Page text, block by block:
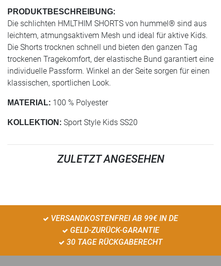
PRODUKTBESCHREIBUNG:
Die schlichten HMLTHIM SHORTS von hummel® sind aus
leichtem, atmungsaktivem Mesh und ideal für aktive Kids.
Die Shorts trocknen schnell und bieten den ganzen Tag
trockenen Tragekomfort, der elastische Bund garantiert eine
individuelle Passform. Winkel an der Seite sorgen für einen
klassischen, sportlichen Look.
MATERIAL: 100 % Polyester
KOLLEKTION: Sport Style Kids SS20
ZULETZT ANGESEHEN
VERSANDKOSTENFREI AB 99€ IN DE
GELD-ZURÜCK-GARANTIE
30 TAGE RÜCKGABERECHT